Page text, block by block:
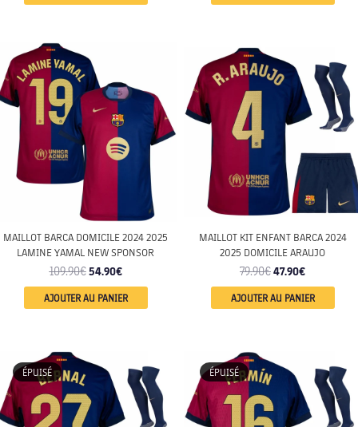
MAILLOT BARCA DOMICILE 2024 2025
LAMINE YAMAL NEW SPONSOR
109.90€ 54.90€
AJOUTER AU PANIER
MAILLOT KIT ENFANT BARCA 2024
2025 DOMICILE ARAUJO
79.90€47.90€
AJOUTER AU PANIER
ÉPUISÉ ÉPUISÉ